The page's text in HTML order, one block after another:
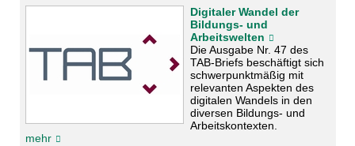
Digitaler Wandel der
Bildungs- und
Arbeitswelten
Die Ausgabe Nr. 47 des
TAB-Briefs beschäftigt sich
schwerpunktmäßig mit
relevanten Aspekten des
digitalen Wandels in den
diversen Bildungs- und
Arbeitskontexten.
mehr